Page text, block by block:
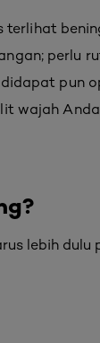
terlihat
perlu
pun
wajah
lebih